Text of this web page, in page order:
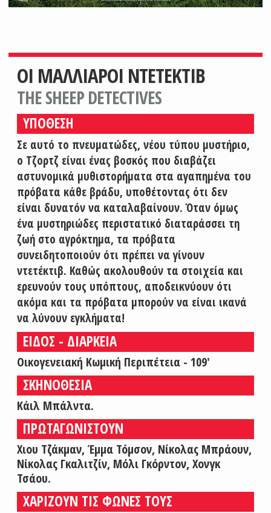
ΟΙ ΜΑΛΛΙΑΡΟΙ ΝΤΕΤΕΚΤΙΒ
THE SHEEP DETECTIVES
ΥΠΟΘΕΣΗ
Σε αυτό το πνευματώδες, νέου τύπου μυστήριο,
ο Τζορτζ είναι ένας βοσκός που διαβάζει
αστυνομικά μυθιστορήματα στα αγαπημένα του
πρόβατα κάθε βράδυ, υποθέτοντας ότι δεν
είναι δυνατόν να καταλαβαίνουν. Όταν όμως
ένα μυστηριώδες περιστατικό διαταράσσει τη
ζωή στο αγρόκτημα, τα πρόβατα
συνειδητοποιούν ότι πρέπει να γίνουν
ντετέκτιβ. Καθώς ακολουθούν τα στοιχεία και
ερευνούν τους υπόπτους, αποδεικνύουν ότι
ακόμα και τα πρόβατα μπορούν να είναι ικανά
να λύνουν εγκλήματα!
ΕΙΔΟΣ - ΔΙΑΡΚΕΙΑ
Οικογενειακή Κωμική Περιπέτεια - 109'
ΣΚΗΝΟΘΕΣΙΑ
Κάιλ Μπάλντα.
ΠΡΩΤΑΓΩΝΙΣΤΟΥΝ
Χιου Τζάκμαν, Έμμα Τόμσον, Νίκολας Μπράουν,
Νίκολας Γκαλιτζίν, Μόλι Γκόρντον, Χονγκ
Τσάου.
ΧΑΡΙΖΟΥΝ ΤΙΣ ΦΩΝΕΣ ΤΟΥΣ